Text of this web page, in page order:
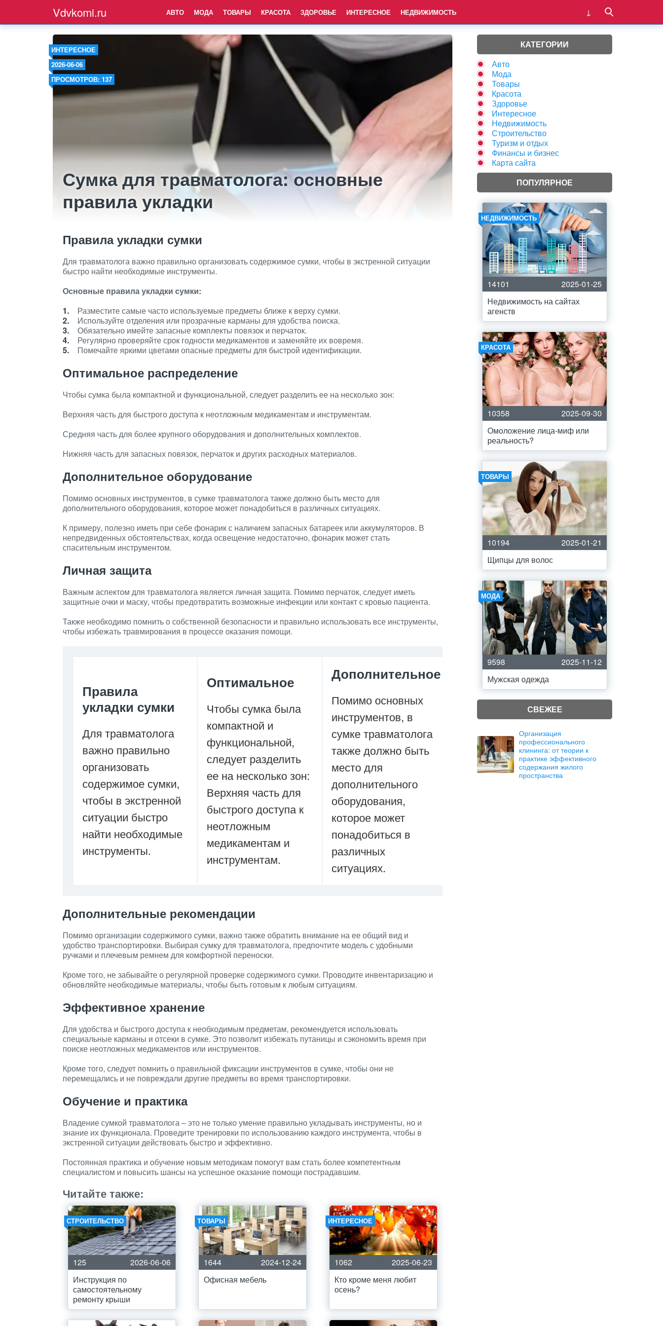
Vdvkomi.ru АВТО МОДА ТОВАРЫ КРАСОТА ЗДОРОВЬЕ ИНТЕРЕСНОЕ НЕДВИЖИМОСТЬ
ИНТЕРЕСНОЕ
2026-06-06
ПРОСМОТРОВ: 137
Сумка для травматолога: основные
правила укладки
Правила укладки сумки
Для травматолога важно правильно организовать содержимое сумки, чтобы в экстренной ситуации
быстро найти необходимые инструменты.
Основные правила укладки сумки:
Разместите самые часто используемые предметы ближе к верху сумки.
Используйте отделения или прозрачные карманы для удобства поиска.
Обязательно имейте запасные комплекты повязок и перчаток.
Регулярно проверяйте срок годности медикаментов и заменяйте их вовремя.
Помечайте яркими цветами опасные предметы для быстрой идентификации.
Оптимальное распределение
Чтобы сумка была компактной и функциональной, следует разделить ее на несколько зон:
Верхняя часть для быстрого доступа к неотложным медикаментам и инструментам.
Средняя часть для более крупного оборудования и дополнительных комплектов.
Нижняя часть для запасных повязок, перчаток и других расходных материалов.
Дополнительное оборудование
Помимо основных инструментов, в сумке травматолога также должно быть место для
дополнительного оборудования, которое может понадобиться в различных ситуациях.
К примеру, полезно иметь при себе фонарик с наличием запасных батареек или аккумуляторов. В
непредвиденных обстоятельствах, когда освещение недостаточно, фонарик может стать
спасительным инструментом.
Личная защита
Важным аспектом для травматолога является личная защита. Помимо перчаток, следует иметь
защитные очки и маску, чтобы предотвратить возможные инфекции или контакт с кровью пациента.
Также необходимо помнить о собственной безопасности и правильно использовать все инструменты,
чтобы избежать травмирования в процессе оказания помощи.
Правила
укладки сумки
Для травматолога
важно правильно
организовать
содержимое сумки,
чтобы в экстренной
ситуации быстро
найти необходимые
инструменты.
Оптимальное
Чтобы сумка была
компактной и
функциональной,
следует разделить
ее на несколько зон:
Верхняя часть для
быстрого доступа к
неотложным
медикаментам и
инструментам.
Дополнительное
Помимо основных
инструментов, в
сумке травматолога
также должно быть
место для
дополнительного
оборудования,
которое может
понадобиться в
различных
ситуациях.
Дополнительные рекомендации
Помимо организации содержимого сумки, важно также обратить внимание на ее общий вид и
удобство транспортировки. Выбирая сумку для травматолога, предпочтите модель с удобными
ручками и плечевым ремнем для комфортной переноски.
Кроме того, не забывайте о регулярной проверке содержимого сумки. Проводите инвентаризацию и
обновляйте необходимые материалы, чтобы быть готовым к любым ситуациям.
Эффективное хранение
Для удобства и быстрого доступа к необходимым предметам, рекомендуется использовать
специальные карманы и отсеки в сумке. Это позволит избежать путаницы и сэкономить время при
поиске неотложных медикаментов или инструментов.
Кроме того, следует помнить о правильной фиксации инструментов в сумке, чтобы они не
перемещались и не повреждали другие предметы во время транспортировки.
Обучение и практика
Владение сумкой травматолога – это не только умение правильно укладывать инструменты, но и
знание их функционала. Проведите тренировки по использованию каждого инструмента, чтобы в
экстренной ситуации действовать быстро и эффективно.
Постоянная практика и обучение новым методикам помогут вам стать более компетентным
специалистом и повысить шансы на успешное оказание помощи пострадавшим.
Читайте также:
СТРОИТЕЛЬСТВО
125
2026-06-06
Инструкция по
самостоятельному
ремонту крыши
ТОВАРЫ
1644
2024-12-24
Офисная мебель
ИНТЕРЕСНОЕ
1062
2025-06-23
Кто кроме меня любит
осень?
КАТЕГОРИИ
Авто
Мода
Товары
Красота
Здоровье
Интересное
Недвижимость
Строительство
Туризм и отдых
Финансы и бизнес
Карта сайта
ПОПУЛЯРНОЕ
НЕДВИЖИМОСТЬ
14101
2025-01-25
Недвижимость на сайтах
агенств
КРАСОТА
10358
2025-09-30
Омоложение лица-миф или
реальность?
ТОВАРЫ
10194
2025-01-21
Щипцы для волос
МОДА
9598
2025-11-12
Мужская одежда
СВЕЖЕЕ
Организация
профессионального
клининга: от теории к
практике эффективного
содержания жилого
пространства